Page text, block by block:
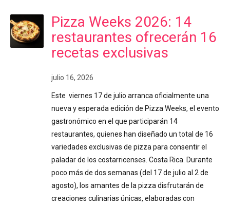
Pizza Weeks 2026: 14
restaurantes ofrecerán 16
recetas exclusivas
julio 16, 2026
Este viernes 17 de julio arranca oficialmente una
nueva y esperada edición de Pizza Weeks, el evento
gastronómico en el que participarán 14
restaurantes, quienes han diseñado un total de 16
variedades exclusivas de pizza para consentir el
paladar de los costarricenses. Costa Rica. Durante
poco más de dos semanas (del 17 de julio al 2 de
agosto), los amantes de la pizza disfrutarán de
creaciones culinarias únicas, elaboradas con